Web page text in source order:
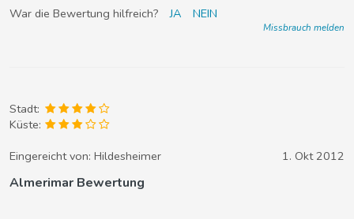
War die Bewertung hilfreich? JA NEIN
Missbrauch melden
Stadt:
Küste:
Eingereicht von: Hildesheimer 1. Okt 2012
Almerimar Bewertung